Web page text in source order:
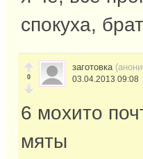
спокуха,
0
заготовка
03.04.2013 09:08
6 мохито
мяты